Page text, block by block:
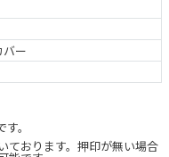
ー
。
ております。押印が無い場合